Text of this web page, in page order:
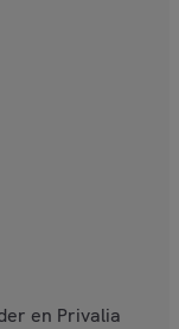
en Privalia